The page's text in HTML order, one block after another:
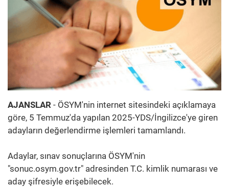
AJANSLAR - ÖSYM'nin internet sitesindeki açıklamaya
göre, 5 Temmuz'da yapılan 2025-YDS/İngilizce'ye giren
adayların değerlendirme işlemleri tamamlandı.
Adaylar, sınav sonuçlarına ÖSYM'nin
"sonuc.osym.gov.tr" adresinden T.C. kimlik numarası ve
aday şifresiyle erişebilecek.